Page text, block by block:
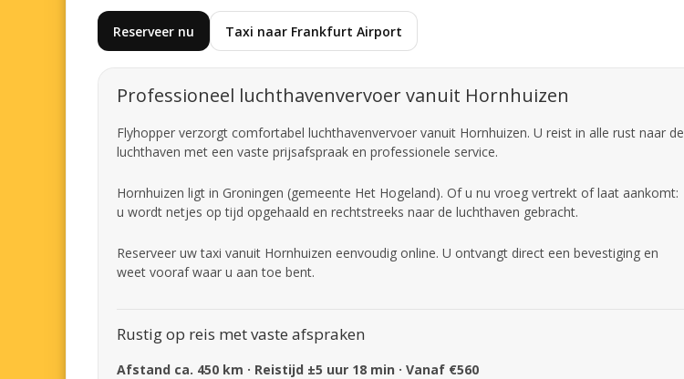
Reserveer nu Taxi naar Frankfurt Airport
Professioneel luchthavenvervoer vanuit Hornhuizen
Flyhopper verzorgt comfortabel luchthavenvervoer vanuit Hornhuizen. U reist in alle rust naar de
luchthaven met een vaste prijsafspraak en professionele service.
Hornhuizen ligt in Groningen (gemeente Het Hogeland). Of u nu vroeg vertrekt of laat aankomt:
u wordt netjes op tijd opgehaald en rechtstreeks naar de luchthaven gebracht.
Reserveer uw taxi vanuit Hornhuizen eenvoudig online. U ontvangt direct een bevestiging en
weet vooraf waar u aan toe bent.
Rustig op reis met vaste afspraken
Afstand ca. 450 km · Reistijd ±5 uur 18 min · Vanaf €560